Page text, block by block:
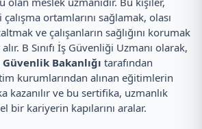
ortamlarını sağlamak, olası
ve çalışanların sağlığını korumak
B Sınıfı İş Güvenliği Uzmanı olarak,
Güvenlik Bakanlığı tarafından
kurumlarından alınan eğitimlerin
kazanılır ve bu sertifika, uzmanlık
bir kariyerin kapılarını aralar.